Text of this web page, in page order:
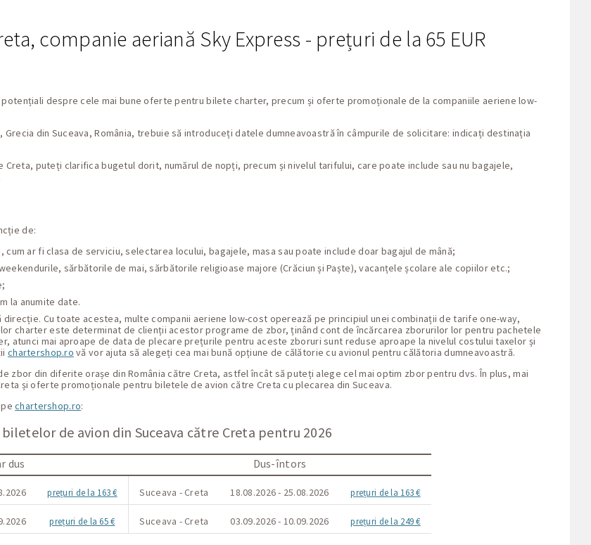
companie aeriană Sky Express - prețuri de la 65 EUR
despre cele mai bune oferte pentru bilete charter, precum și oferte promoționale de la companiile aeriene low-
din Suceava, România, trebuie să introduceți datele dumneavoastră în câmpurile de solicitare: indicați destinația
puteți clarifica bugetul dorit, numărul de nopți, precum și nivelul tarifului, care poate include sau nu bagajele,
de:
ar fi clasa de serviciu, selectarea locului, bagajele, masa sau poate include doar bagajul de mână;
sărbătorile de mai, sărbătorile religioase majore (Crăciun și Paște), vacanțele școlare ale copiilor etc.;
la anumite date.
Cu toate acestea, multe companii aeriene low-cost operează pe principiul unei combinații de tarife one-way,
charter este determinat de clienții acestor programe de zbor, ținând cont de încărcarea zborurilor lor pentru pachetele
atunci mai aproape de data de plecare prețurile pentru aceste zboruri sunt reduse aproape la nivelul costului taxelor și
chartershop.ro vă vor ajuta să alegeți cea mai bună opțiune de călătorie cu avionul pentru călătoria dumneavoastră.
zbor din diferite orașe din România către Creta, astfel încât să puteți alege cel mai optim zbor pentru dvs. În plus, mai
și oferte promoționale pentru biletele de avion către Creta cu plecarea din Suceava.
pechartershop.ro:
de avion din Suceava către Creta pentru 2026
dus Dus-întors
prețuri de la 163 € Suceava - Creta 18.08.2026 - 25.08.2026 prețuri de la 163 €
prețuri de la 65 € Suceava - Creta 03.09.2026 - 10.09.2026 prețuri de la 249 €